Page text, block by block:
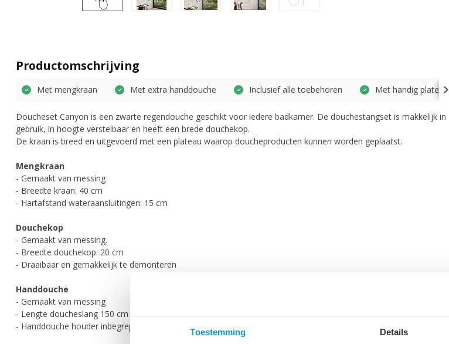
Toestemming Details
Productomschrijving
Met mengkraan Met extra handdouche Inclusief alle toebehoren Met handig plateau
Doucheset Canyon is een zwarte regendouche geschikt voor iedere badkamer. De douchestangset is makkelijk in
gebruik, in hoogte verstelbaar en heeft een brede douchekop.
De kraan is breed en uitgevoerd met een plateau waarop doucheproducten kunnen worden geplaatst.
Mengkraan
- Gemaakt van messing
- Breedte kraan: 40 cm
- Hartafstand wateraansluitingen: 15 cm
Douchekop
- Gemaakt van messing.
- Breedte douchekop: 20 cm
- Draaibaar en gemakkelijk te demonteren
Handdouche
- Gemaakt van messing
- Lengte doucheslang 150 cm
- Handdouche houder inbegrepen